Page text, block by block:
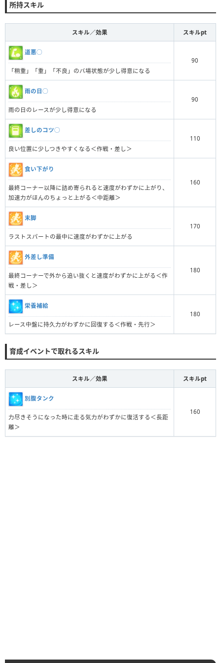
所持スキル
スキル／効果 スキルpt
道悪◯
「稍重」「重」「不良」のバ場状態が少し得意になる
90
雨の日◯
雨の日のレースが少し得意になる
90
差しのコツ◯
良い位置に少しつきやすくなる＜作戦・差し＞
110
食い下がり
最終コーナー以降に詰め寄られると速度がわずかに上がり、
加速力がほんのちょっと上がる＜中距離＞
160
末脚
ラストスパートの最中に速度がわずかに上がる
170
外差し準備
最終コーナーで外から追い抜くと速度がわずかに上がる＜作
戦・差し＞
180
栄養補給
レース中盤に持久力がわずかに回復する＜作戦・先行＞
180
育成イベントで取れるスキル
スキル／効果 スキルpt
別腹タンク
力尽きそうになった時に走る気力がわずかに復活する＜長距
離＞
160